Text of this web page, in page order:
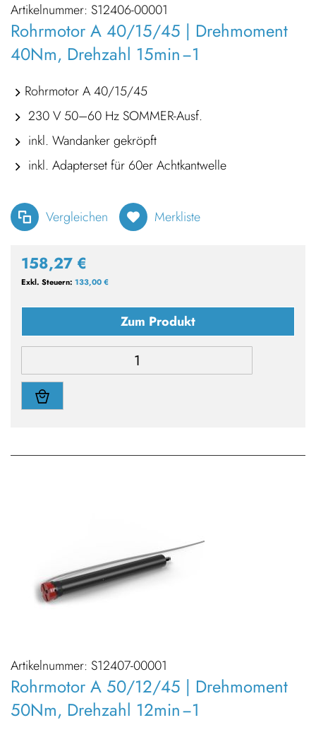
Artikelnummer: S12406-00001
Rohrmotor A 40/15/45 | Drehmoment
40Nm, Drehzahl 15min −1
Rohrmotor A 40/15/45
230 V 50–60 Hz SOMMER-Ausf.
inkl. Wandanker gekröpft
inkl. Adapterset für 60er Achtkantwelle
Vergleichen Merkliste
158,27 €
133,00 €
Zum Produkt
Artikelnummer: S12407-00001
Rohrmotor A 50/12/45 | Drehmoment
50Nm, Drehzahl 12min −1